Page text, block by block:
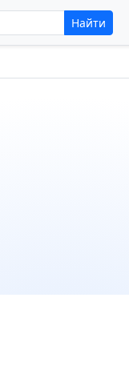
Найти